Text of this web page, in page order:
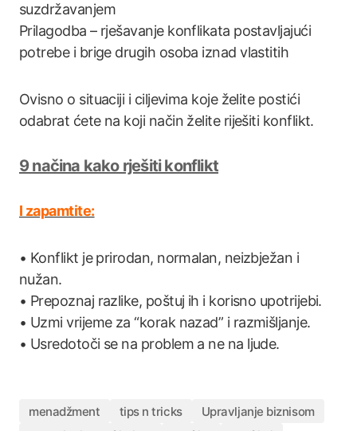
suzdržavanjem
Prilagodba – rješavanje konflikata postavljajući
potrebe i brige drugih osoba iznad vlastitih
Ovisno o situaciji i ciljevima koje želite postići
odabrat ćete na koji način želite riješiti konflikt.
9 načina kako rješiti konflikt
I zapamtite:
• Konflikt je prirodan, normalan, neizbježan i
nužan.
• Prepoznaj razlike, poštuj ih i korisno upotrijebi.
• Uzmi vrijeme za “korak nazad” i razmišljanje.
• Usredotoči se na problem a ne na ljude.
menadžment tips n tricks
Upravljanje biznisom